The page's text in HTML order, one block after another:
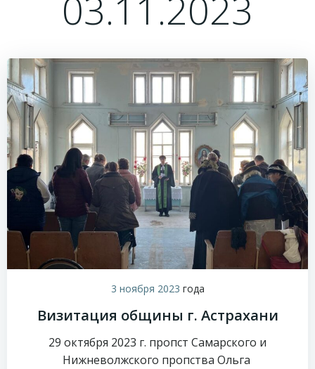
3 ноября 2023 года
Визитация общины г. Астрахани
29 октября 2023 г. пропст Самарского и
Нижневолжского пропства Ольга